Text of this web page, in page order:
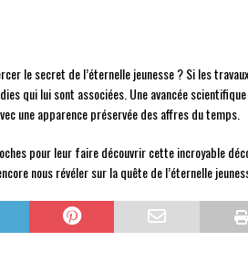
le secret de l’éternelle jeunesse ? Si les
qui lui sont associées. Une avancée
une apparence préservée des affres du temps.
pour leur faire découvrir cette incroyable
nous révéler sur la quête de l’éternelle